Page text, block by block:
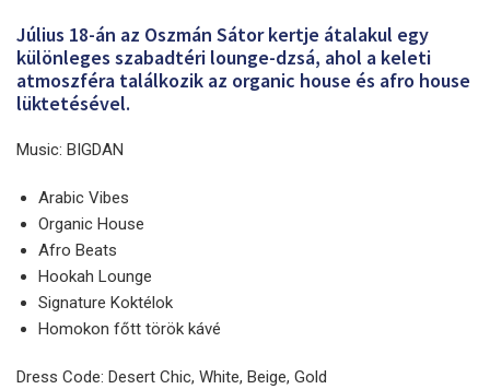
Július 18-án az Oszmán Sátor kertje átalakul egy
különleges szabadtéri lounge-dzsá, ahol a keleti
atmoszféra találkozik az organic house és afro house
lüktetésével.
Music: BIGDAN
Arabic Vibes
Organic House
Afro Beats
Hookah Lounge
Signature Koktélok
Homokon főtt török kávé
Dress Code: Desert Chic, White, Beige, Gold